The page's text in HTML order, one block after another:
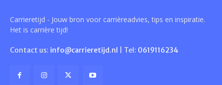
Carrieretijd - Jouw bron voor carrièreadvies, tips en inspiratie.
Het is carrière tijd!
Contact us: info@carrieretijd.nl | Tel: 0619116234